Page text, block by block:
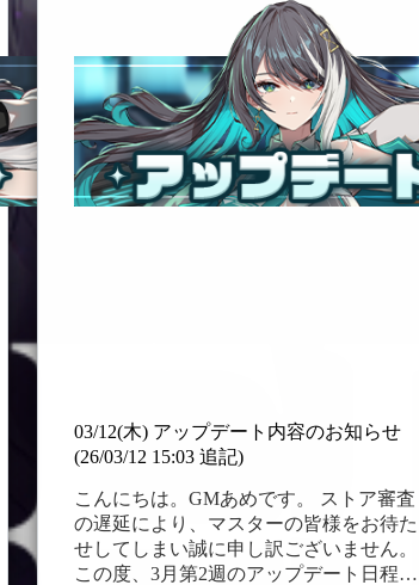
れます。 ＊名前：マキシー ＊属性：火属
性 ＊戦闘タイプ：速度型 ＊サブクラス：
ヴァンガード ＊ピックアップ期間：
2026/04/21（火）メンテナンス後 ～
2026/05/19（火）メンテナンス前…
お
知
ら
せ
(26/04/21
12:30
追
03/12(木) アップデート内容のお知らせ
(26/03/12 15:03 追記)
こんにちは。GMあめです。 ストア審査
の遅延により、マスターの皆様をお待た
せしてしまい誠に申し訳ございません。
この度、3月第2週のアップデート日程が